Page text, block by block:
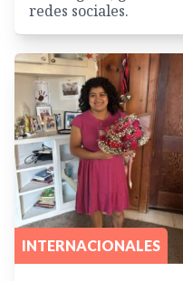
redes sociales.
INTERNACIONALES